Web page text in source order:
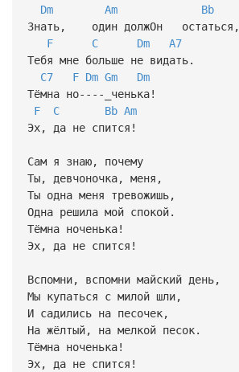
Dm
Am
Bb
Знать, один должОн остаться,
F
C Dm
A7
Тебя мне больше не видать.
C7
F Dm Gm
Dm
Тёмна но----_ченька!
F
C Bb Am
Эх, да не спится!
Сам я знаю, почему
Ты, девчоночка, меня,
Ты одна меня тревожишь,
Одна решила мой спокой.
Тёмна ноченька!
Эх, да не спится!
Вспомни, вспомни майский день,
Мы купаться с милой шли,
И садились на песочек,
На жёлтый, на мелкой песок.
Тёмна ноченька!
Эх, да не спится!